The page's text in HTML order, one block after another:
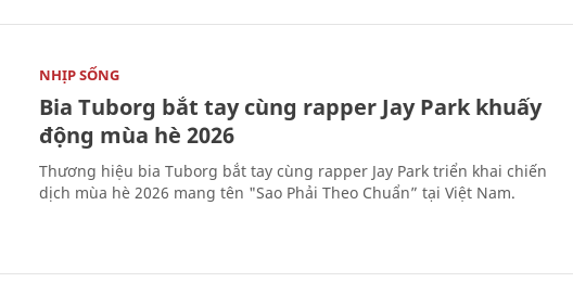
NHỊP SỐNG
Bia Tuborg bắt tay cùng rapper Jay Park khuấy
động mùa hè 2026
Thương hiệu bia Tuborg bắt tay cùng rapper Jay Park triển khai chiến
dịch mùa hè 2026 mang tên "Sao Phải Theo Chuẩn” tại Việt Nam.